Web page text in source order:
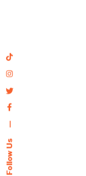
Follow Us